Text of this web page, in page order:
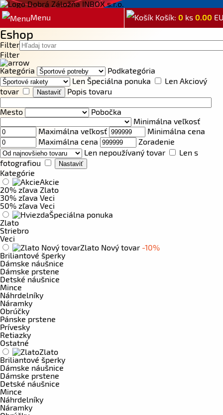
Menu Košík: 0 ks 0.00
Eshop
Filter
Filter
Kategória
Podkategória
Len Špeciálna ponuka
Len Akciový
tovar
Popis tovaru
Mesto
Pobočka
Minimálna veľkosť
Maximálna veľkosť
Minimálna cena
Maximálna cena
Zoradenie
Len nepoužívaný tovar
Len s
fotografiou
Kategórie
Akcie
20% zľava Zlato
30% zľava Veci
50% zľava Veci
Špeciálna ponuka
Zlato
Striebro
Veci
Zlato Nový tovar -10%
Briliantové šperky
Dámske náušnice
Dámske prstene
Detské náušnice
Mince
Náhrdelníky
Náramky
Obrúčky
Pánske prstene
Prívesky
Retiazky
Ostatné
Zlato
Briliantové šperky
Dámske náušnice
Dámske prstene
Detské náušnice
Mince
Náhrdelníky
Náramky